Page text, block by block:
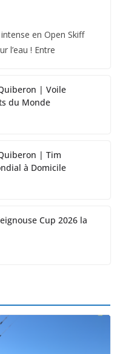
en Open Skiff
l’eau ! Entre
| Voile
du Monde
| Tim
à Domicile
Cup 2026 la